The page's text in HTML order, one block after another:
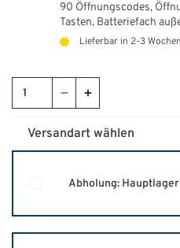
90 Öffnungscodes,
Tasten, Batteriefach
Lieferbar in 2-3 Wochen
Versandart wählen
Abholung: